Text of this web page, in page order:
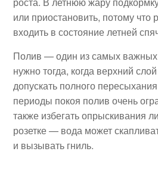
или приостановить, потому что
входить в состояние летней
Полив — один из самых важных
нужно тогда, когда верхний
допускать полного
периоды покоя полив очень
также избегать опрыскивания
розетке — вода может
и вызывать гниль.